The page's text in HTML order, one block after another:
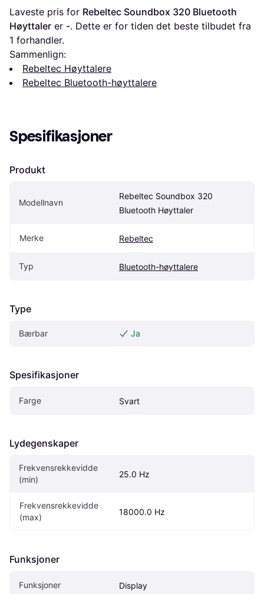
Laveste pris for Rebeltec Soundbox 320 Bluetooth
Høyttaler er -. Dette er for tiden det beste tilbudet fra
1 forhandler.
Sammenlign:
Rebeltec Høyttalere
Rebeltec Bluetooth-høyttalere
Spesifikasjoner
Produkt
Modellnavn
Rebeltec Soundbox 320
Bluetooth Høyttaler
Merke Rebeltec
Typ Bluetooth-høyttalere
Type
Bærbar Ja
Spesifikasjoner
Farge Svart
Lydegenskaper
Frekvensrekkevidde
(min)
25.0 Hz
Frekvensrekkevidde
(max)
18000.0 Hz
Funksjoner
Funksjoner Display